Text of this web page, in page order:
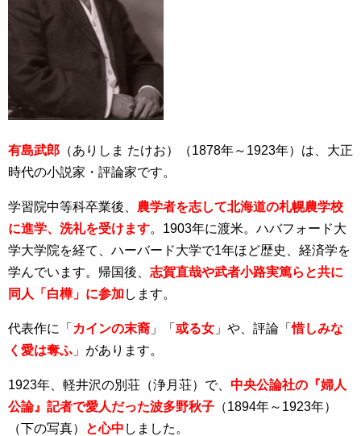
有島武郎 （ありしま たけお）（1878年～1923年）は、大正
時代の小説家・評論家です。
学習院中等科卒業後、 農学者を志して北海道の札幌農学校
に進学、洗礼を受けます。1903年に渡米。ハバフォード大
学大学院を経て、ハーバード大学で1年ほど歴史、経済学を
学んでいます。帰国後、 志賀直哉や武者小路実篤らと共に
同人「白樺」に参加 します。
代表作に「 カインの末裔 」「 或る女 」や、評論「惜しみな
く愛は奪ふ 」があります。
1923年、軽井沢の別荘（浄月荘）で、 中央公論社の『婦人
公論』記者で愛人だった波多野秋子 （1894年～1923年）
（下の写真）
と心中 しました。